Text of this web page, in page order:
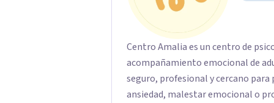
Centro Amalia es un centro de
acompañamiento emocional de
seguro, profesional y cercano
ansiedad, malestar emocional o